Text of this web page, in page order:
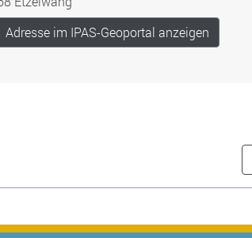
Adresse im IPAS-Geoportal anzeigen